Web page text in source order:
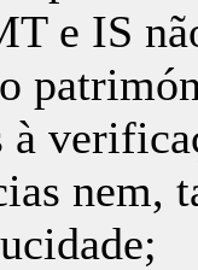
e IS
à
nem,